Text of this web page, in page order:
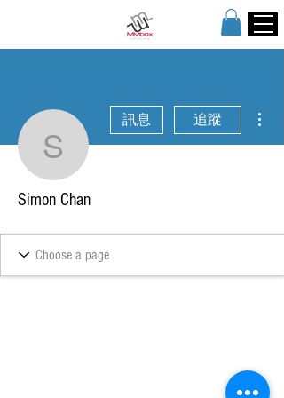
Simon Chan
訊息 追蹤
Simon Chan